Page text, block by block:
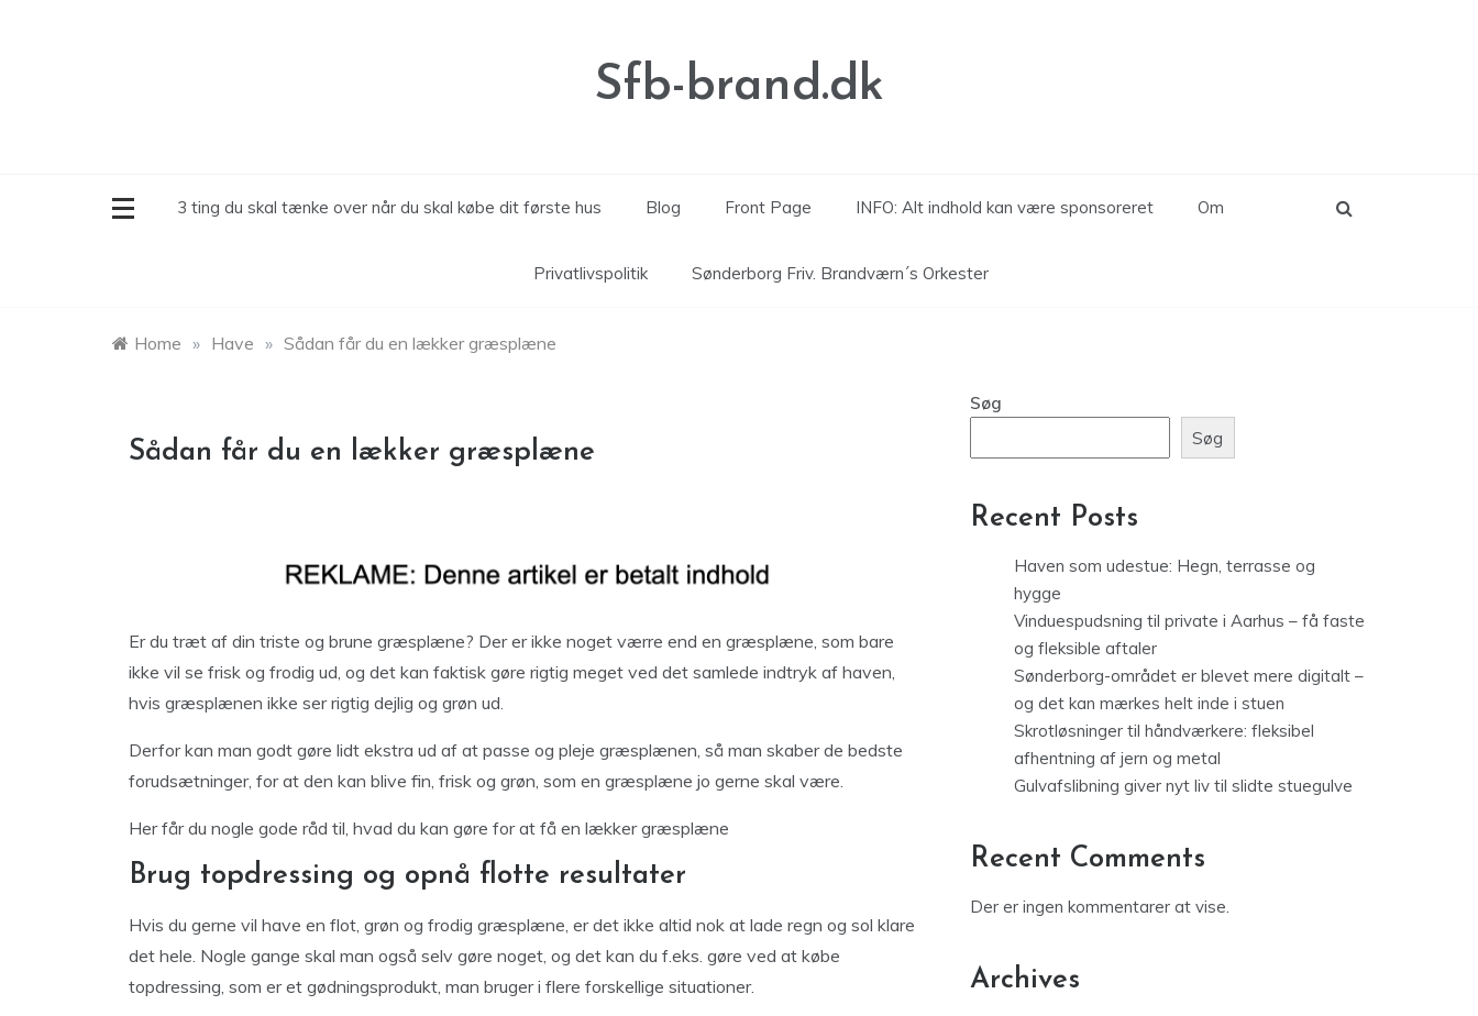
Sfb-brand.dk
3 ting du skal tænke over når du skal købe dit første hus Blog Front Page INFO: Alt indhold kan være sponsoreret Om
Privatlivspolitik Sønderborg Friv. Brandværn´s Orkester
Home » Have » Sådan får du en lækker græsplæne
Sådan får du en lækker græsplæne
Er du træt af din triste og brune græsplæne? Der er ikke noget værre end en græsplæne, som bare
ikke vil se frisk og frodig ud, og det kan faktisk gøre rigtig meget ved det samlede indtryk af haven,
hvis græsplænen ikke ser rigtig dejlig og grøn ud.
Derfor kan man godt gøre lidt ekstra ud af at passe og pleje græsplænen, så man skaber de bedste
forudsætninger, for at den kan blive fin, frisk og grøn, som en græsplæne jo gerne skal være.
Her får du nogle gode råd til, hvad du kan gøre for at få en lækker græsplæne
Brug topdressing og opnå flotte resultater
Hvis du gerne vil have en flot, grøn og frodig græsplæne, er det ikke altid nok at lade regn og sol klare
det hele. Nogle gange skal man også selv gøre noget, og det kan du f.eks. gøre ved at købe
topdressing, som er et gødningsprodukt, man bruger i flere forskellige situationer.
Søg
Søg
Recent Posts
Haven som udestue: Hegn, terrasse og
hygge
Vinduespudsning til private i Aarhus – få faste
og fleksible aftaler
Sønderborg-området er blevet mere digitalt –
og det kan mærkes helt inde i stuen
Skrotløsninger til håndværkere: fleksibel
afhentning af jern og metal
Gulvafslibning giver nyt liv til slidte stuegulve
Recent Comments
Der er ingen kommentarer at vise.
Archives